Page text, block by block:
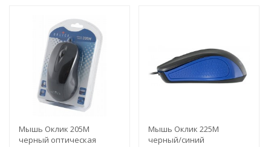
Мышь Оклик 205M
черный оптическая
Мышь Оклик 225M
черный/синий